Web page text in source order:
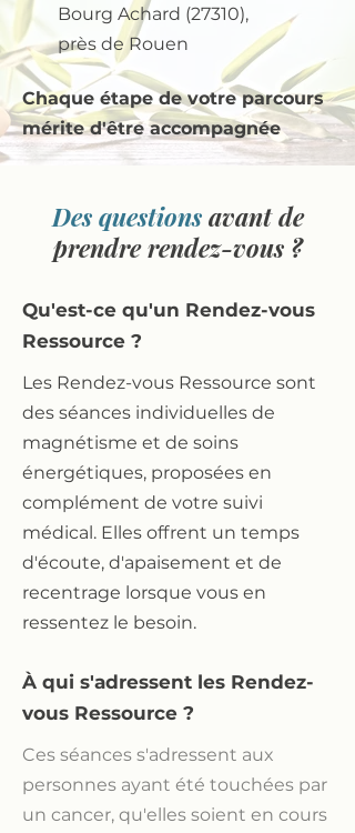
Bourg Achard (27310),
près de Rouen
Chaque étape de votre parcours
mérite d'être accompagnée
Des questions avant de
prendre rendez-vous ?
Qu'est-ce qu'un Rendez-vous
Ressource ?
Les Rendez-vous Ressource sont
des séances individuelles de
magnétisme et de soins
énergétiques, proposées en
complément de votre suivi
médical. Elles offrent un temps
d'écoute, d'apaisement et de
recentrage lorsque vous en
ressentez le besoin.
À qui s'adressent les Rendez-
vous Ressource ?
Ces séances s'adressent aux
personnes ayant été touchées par
un cancer, qu'elles soient en cours